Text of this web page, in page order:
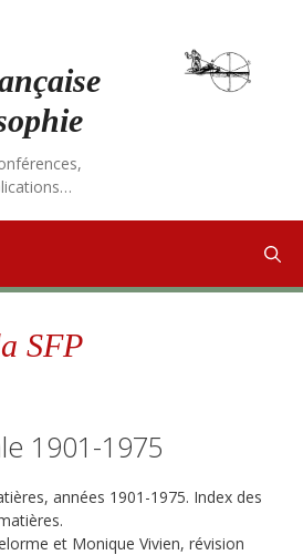
SFP
1901-1975
années 1901-1975. Index des
et Monique Vivien, révision